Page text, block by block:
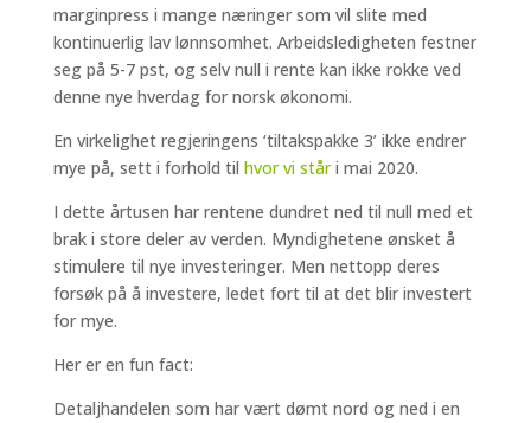
marginpress i mange næringer som vil slite med
kontinuerlig lav lønnsomhet. Arbeidsledigheten festner
seg på 5-7 pst, og selv null i rente kan ikke rokke ved
denne nye hverdag for norsk økonomi.
En virkelighet regjeringens ‘tiltakspakke 3’ ikke endrer
mye på, sett i forhold til hvor vi ståri mai 2020.
I dette årtusen har rentene dundret ned til null med et
brak i store deler av verden. Myndighetene ønsket å
stimulere til nye investeringer. Men nettopp deres
forsøk på å investere, ledet fort til at det blir investert
for mye.
Her er en fun fact:
Detaljhandelen som har vært dømt nord og ned i en